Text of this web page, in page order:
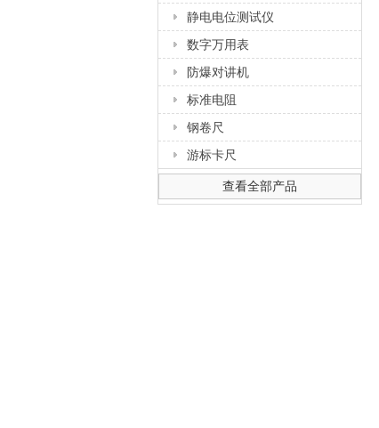
静电电位测试仪
数字万用表
防爆对讲机
标准电阻
钢卷尺
游标卡尺
查看全部产品